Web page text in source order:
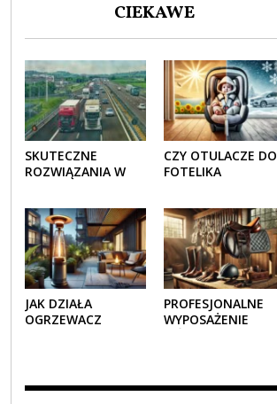
CIEKAWE
SKUTECZNE
ROZWIĄZANIA W
DREWNIANE I
TEKTUROWE
CZY OTULACZE DO
FOTELIKA
LATEM I ZIMĄ?
JAK DZIAŁA
OGRZEWACZ
PROFESJONALNE
WYPOSAŻENIE